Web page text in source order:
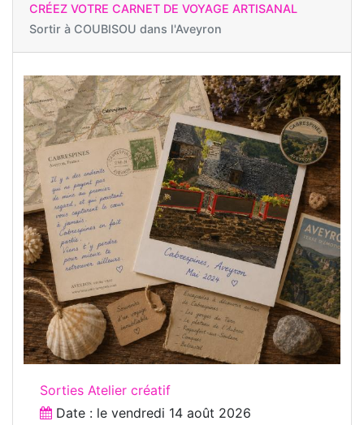
CRÉEZ VOTRE CARNET DE VOYAGE ARTISANAL
Sortir à COUBISOU dans l'Aveyron
Sorties Atelier créatif
Date : le vendredi 14 août 2026